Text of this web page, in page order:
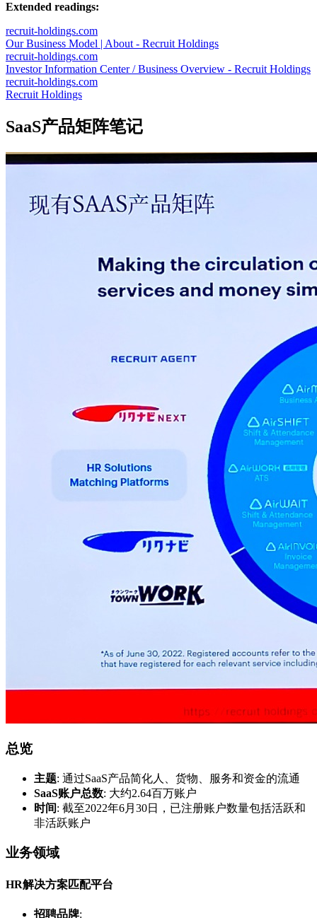
Extended readings:
recruit-holdings.com
Our Business Model | About - Recruit Holdings
recruit-holdings.com
Investor Information Center / Business Overview - Recruit Holdings
recruit-holdings.com
Recruit Holdings
SaaS产品矩阵笔记
总览
主题: 通过SaaS产品简化人、货物、服务和资金的流通
SaaS账户总数: 大约2.64百万账户
时间: 截至2022年6月30日，已注册账户数量包括活跃和
非活跃账户
业务领域
HR解决方案匹配平台
招聘品牌: